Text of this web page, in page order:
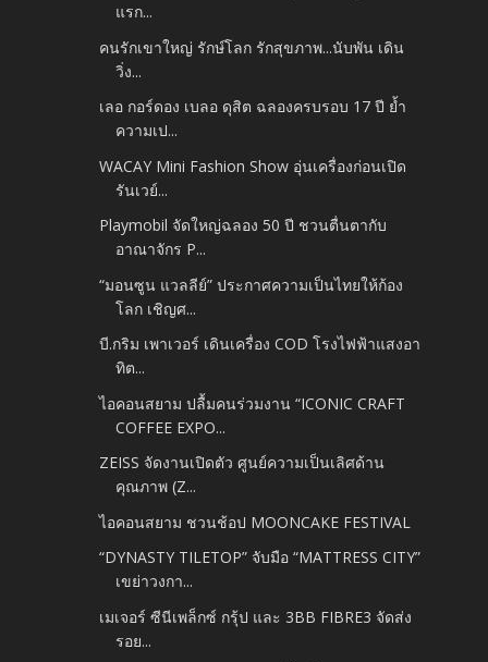
แรก...
คนรักเขาใหญ่ รักษ์โลก รักสุขภาพ...นับพัน เดิน
วิ่ง...
เลอ กอร์ดอง เบลอ ดุสิต ฉลองครบรอบ 17 ปี ย้ำ
ความเป...
WACAY Mini Fashion Show อุ่นเครื่องก่อนเปิด
รันเวย์...
Playmobil จัดใหญ่ฉลอง 50 ปี ชวนตื่นตากับ
อาณาจักร P...
“มอนซูน แวลลีย์” ประกาศความเป็นไทยให้ก้อง
โลก เชิญศ...
บี.กริม เพาเวอร์ เดินเครื่อง COD โรงไฟฟ้าแสงอา
ทิต...
ไอคอนสยาม ปลื้มคนร่วมงาน “ICONIC CRAFT
COFFEE EXPO...
ZEISS จัดงานเปิดตัว ศูนย์ความเป็นเลิศด้าน
คุณภาพ (Z...
ไอคอนสยาม ชวนช้อป MOONCAKE FESTIVAL
“DYNASTY TILETOP” จับมือ “MATTRESS CITY”
เขย่าวงกา...
เมเจอร์ ซีนีเพล็กซ์ กรุ้ป และ 3BB FIBRE3 จัดส่ง
รอย...